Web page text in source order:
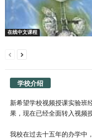
在线中文课程
学校介绍
新希望学校视频授课实验班
果，现在已经全面转入视频
我校在过去十五年的办学中